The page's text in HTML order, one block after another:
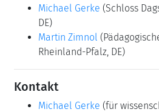
Michael Gerke (Schloss
DE)
Martin Zimnol
Rheinland-Pfalz, DE)
Kontakt
Michael Gerke (für